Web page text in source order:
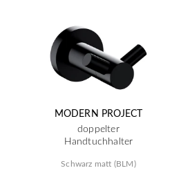
MODERN PROJECT
doppelter
Handtuchhalter
Schwarz matt (BLM)